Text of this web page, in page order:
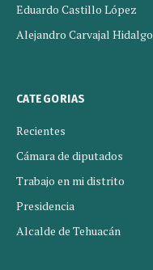
Eduardo Castillo López
Alejandro Carvajal Hidalgo
CATEGORIAS
Recientes
Cámara de diputados
Trabajo en mi distrito
Presidencia
Alcalde de Tehuacán